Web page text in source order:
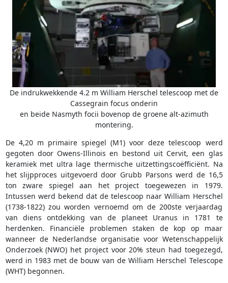
De indrukwekkende 4.2 m William Herschel telescoop met de
Cassegrain focus onderin
en beide Nasmyth focii bovenop de groene alt-azimuth
montering.
De 4,20 m primaire spiegel (M1) voor deze telescoop werd
gegoten door Owens-Illinois en bestond uit Cervit, een glas
keramiek met ultra lage thermische uitzettingscoëfficiënt. Na
het slijpproces uitgevoerd door Grubb Parsons werd de 16,5
ton zware spiegel aan het project toegewezen in 1979.
Intussen werd bekend dat de telescoop naar William Herschel
(1738-1822) zou worden vernoemd om de 200ste verjaardag
van diens ontdekking van de planeet Uranus in 1781 te
herdenken. Financiële problemen staken de kop op maar
wanneer de Nederlandse organisatie voor Wetenschappelijk
Onderzoek (NWO) het project voor 20% steun had toegezegd,
werd in 1983 met de bouw van de William Herschel Telescope
(WHT) begonnen.